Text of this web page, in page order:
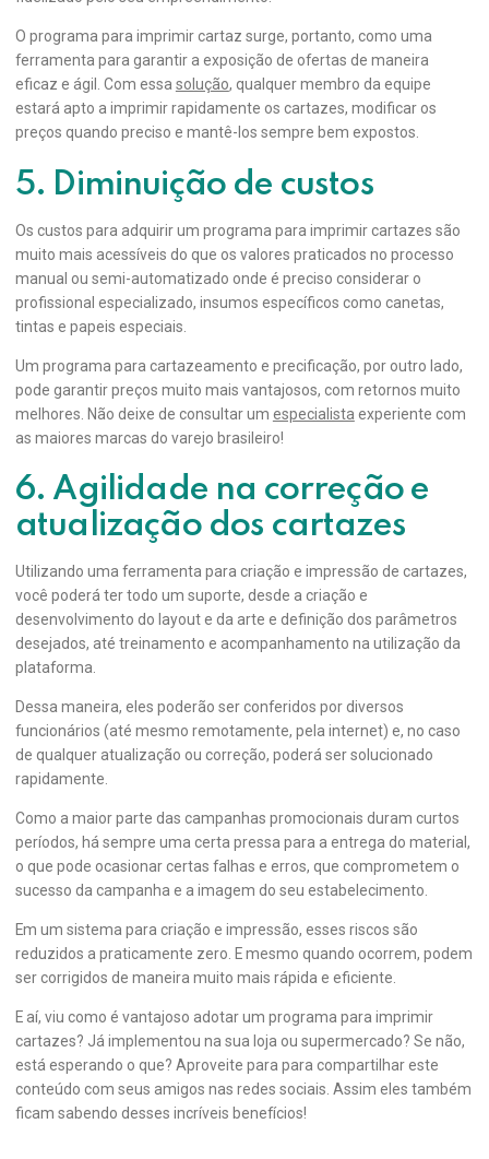
O programa para imprimir cartaz surge, portanto, como uma
ferramenta para garantir a exposição de ofertas de maneira
eficaz e ágil. Com essa solução, qualquer membro da equipe
estará apto a imprimir rapidamente os cartazes, modificar os
preços quando preciso e mantê-los sempre bem expostos.
5. Diminuição de custos
Os custos para adquirir um programa para imprimir cartazes são
muito mais acessíveis do que os valores praticados no processo
manual ou semi-automatizado onde é preciso considerar o
profissional especializado, insumos específicos como canetas,
tintas e papeis especiais.
Um programa para cartazeamento e precificação, por outro lado,
pode garantir preços muito mais vantajosos, com retornos muito
melhores. Não deixe de consultar um especialista experiente com
as maiores marcas do varejo brasileiro!
6. Agilidade na correção e
atualização dos cartazes
Utilizando uma ferramenta para criação e impressão de cartazes,
você poderá ter todo um suporte, desde a criação e
desenvolvimento do layout e da arte e definição dos parâmetros
desejados, até treinamento e acompanhamento na utilização da
plataforma.
Dessa maneira, eles poderão ser conferidos por diversos
funcionários (até mesmo remotamente, pela internet) e, no caso
de qualquer atualização ou correção, poderá ser solucionado
rapidamente.
Como a maior parte das campanhas promocionais duram curtos
períodos, há sempre uma certa pressa para a entrega do material,
o que pode ocasionar certas falhas e erros, que comprometem o
sucesso da campanha e a imagem do seu estabelecimento.
Em um sistema para criação e impressão, esses riscos são
reduzidos a praticamente zero. E mesmo quando ocorrem, podem
ser corrigidos de maneira muito mais rápida e eficiente.
E aí, viu como é vantajoso adotar um programa para imprimir
cartazes? Já implementou na sua loja ou supermercado? Se não,
está esperando o que? Aproveite para para compartilhar este
conteúdo com seus amigos nas redes sociais. Assim eles também
ficam sabendo desses incríveis benefícios!